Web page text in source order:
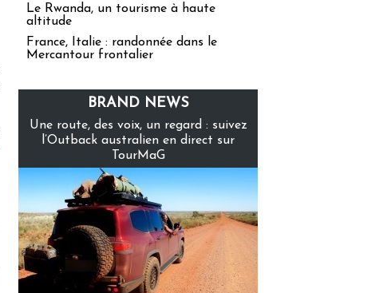
Le Rwanda, un tourisme à haute
altitude
France, Italie : randonnée dans le
Mercantour frontalier
BRAND NEWS
Une route, des voix, un regard : suivez
l’Outback australien en direct sur
TourMaG